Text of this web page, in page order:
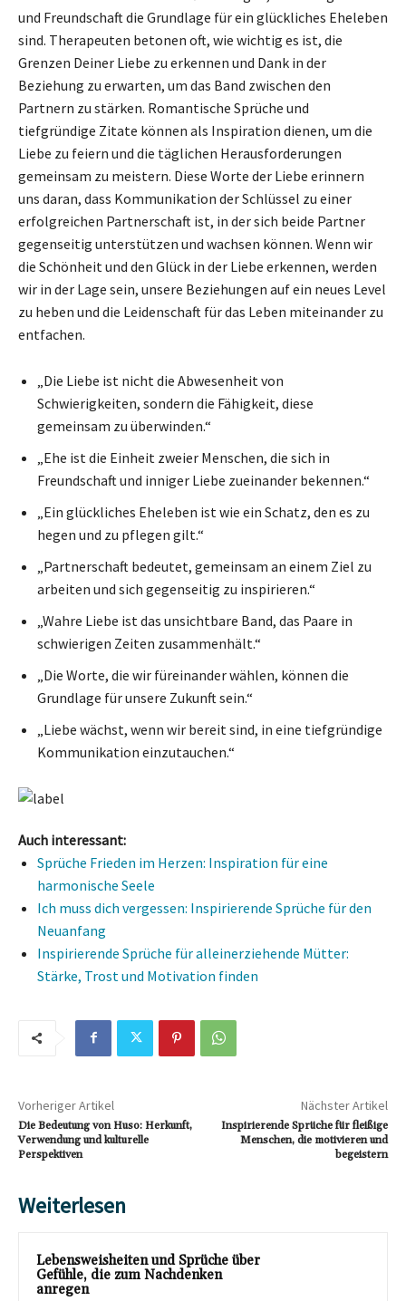
und Freundschaft die Grundlage für ein glückliches Eheleben
sind. Therapeuten betonen oft, wie wichtig es ist, die
Grenzen Deiner Liebe zu erkennen und Dank in der
Beziehung zu erwarten, um das Band zwischen den
Partnern zu stärken. Romantische Sprüche und
tiefgründige Zitate können als Inspiration dienen, um die
Liebe zu feiern und die täglichen Herausforderungen
gemeinsam zu meistern. Diese Worte der Liebe erinnern
uns daran, dass Kommunikation der Schlüssel zu einer
erfolgreichen Partnerschaft ist, in der sich beide Partner
gegenseitig unterstützen und wachsen können. Wenn wir
die Schönheit und den Glück in der Liebe erkennen, werden
wir in der Lage sein, unsere Beziehungen auf ein neues Level
zu heben und die Leidenschaft für das Leben miteinander zu
entfachen.
„Die Liebe ist nicht die Abwesenheit von
Schwierigkeiten, sondern die Fähigkeit, diese
gemeinsam zu überwinden.“
„Ehe ist die Einheit zweier Menschen, die sich in
Freundschaft und inniger Liebe zueinander bekennen.“
„Ein glückliches Eheleben ist wie ein Schatz, den es zu
hegen und zu pflegen gilt.“
„Partnerschaft bedeutet, gemeinsam an einem Ziel zu
arbeiten und sich gegenseitig zu inspirieren.“
„Wahre Liebe ist das unsichtbare Band, das Paare in
schwierigen Zeiten zusammenhält.“
„Die Worte, die wir füreinander wählen, können die
Grundlage für unsere Zukunft sein.“
„Liebe wächst, wenn wir bereit sind, in eine tiefgründige
Kommunikation einzutauchen.“
Auch interessant:
Sprüche Frieden im Herzen: Inspiration für eine
harmonische Seele
Ich muss dich vergessen: Inspirierende Sprüche für den
Neuanfang
Inspirierende Sprüche für alleinerziehende Mütter:
Stärke, Trost und Motivation finden
Vorheriger Artikel
Die Bedeutung von Huso: Herkunft,
Verwendung und kulturelle
Perspektiven
Nächster Artikel
Inspirierende Sprüche für fleißige
Menschen, die motivieren und
begeistern
Weiterlesen
Lebensweisheiten und Sprüche über
Gefühle, die zum Nachdenken
anregen